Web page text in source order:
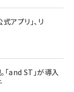
アプリ」、リ
and ST」が導入